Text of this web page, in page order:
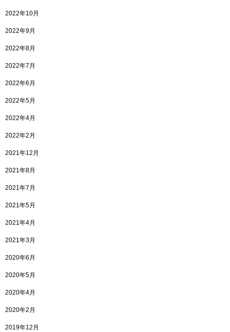
2022年10月
2022年9月
2022年8月
2022年7月
2022年6月
2022年5月
2022年4月
2022年2月
2021年12月
2021年8月
2021年7月
2021年5月
2021年4月
2021年3月
2020年6月
2020年5月
2020年4月
2020年2月
2019年12月